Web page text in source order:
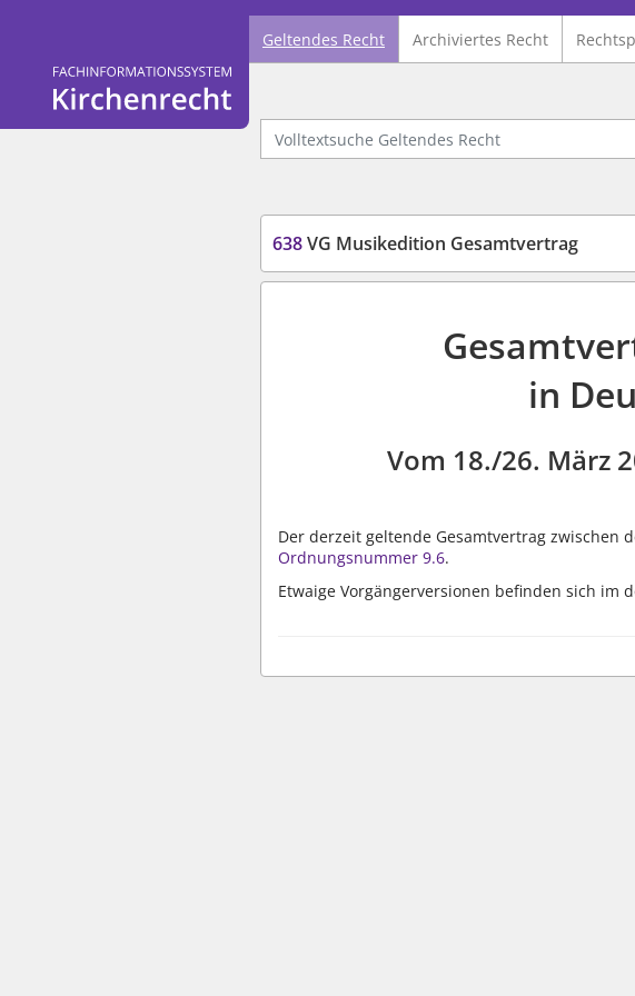
Logo Fachinformationssystem Kirchenrecht
Geltendes Recht Archiviertes Recht
Volltextsuche Geltendes Recht
638VG Musikedition Gesamtvertrag
in
Vom 18./26. März
Der derzeit geltende Gesamtvertrag zwischen
Ordnungsnummer 9.6.
Etwaige Vorgängerversionen befinden sich